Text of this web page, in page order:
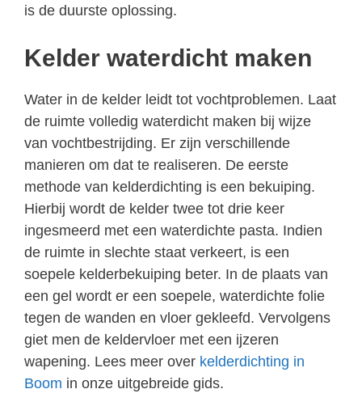
is de duurste oplossing.
Kelder waterdicht maken
Water in de kelder leidt tot vochtproblemen. Laat
de ruimte volledig waterdicht maken bij wijze
van vochtbestrijding. Er zijn verschillende
manieren om dat te realiseren. De eerste
methode van kelderdichting is een bekuiping.
Hierbij wordt de kelder twee tot drie keer
ingesmeerd met een waterdichte pasta. Indien
de ruimte in slechte staat verkeert, is een
soepele kelderbekuiping beter. In de plaats van
een gel wordt er een soepele, waterdichte folie
tegen de wanden en vloer gekleefd. Vervolgens
giet men de keldervloer met een ijzeren
wapening. Lees meer over kelderdichting in
Boom in onze uitgebreide gids.